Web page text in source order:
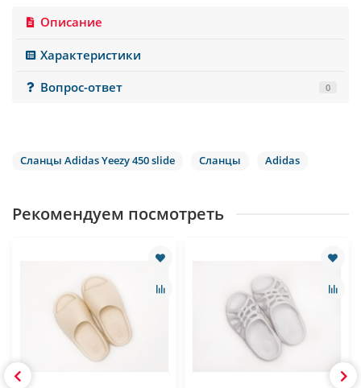
Описание
Характеристики
Вопрос-ответ
0
Сланцы Adidas Yeezy 450 slide Сланцы Adidas
Рекомендуем посмотреть